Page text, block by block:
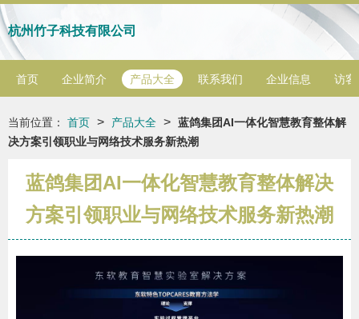
杭州竹子科技有限公司
首页 企业简介 产品大全 联系我们 企业信息 访客
当前位置： 首页 > 产品大全 > 蓝鸽集团AI一体化智慧教育整体解
决方案引领职业与网络技术服务新热潮
蓝鸽集团AI一体化智慧教育整体解决
方案引领职业与网络技术服务新热潮